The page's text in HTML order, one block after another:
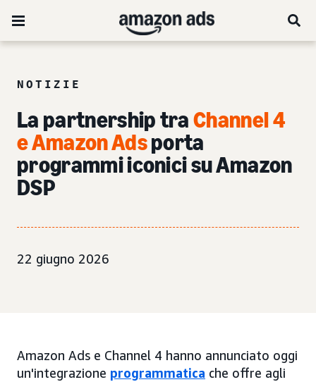
NOTIZIE
La partnership traChannel 4
e Amazon Adsporta
programmi iconici su Amazon
DSP
22 giugno 2026
Amazon Ads e Channel 4 hanno annunciato oggi
un'integrazione programmatica che offre agli